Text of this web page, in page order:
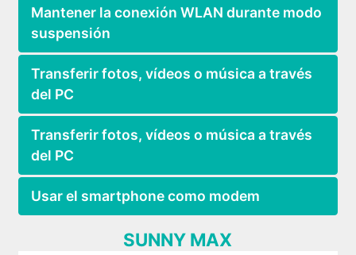
Mantener la conexión WLAN durante modo
suspensión
Transferir fotos, vídeos o música a través
del PC
Transferir fotos, vídeos o música a través
del PC
Usar el smartphone como modem
SUNNY MAX